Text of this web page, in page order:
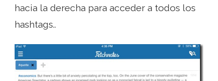
hacia la derecha para acceder a todos los
hashtags..